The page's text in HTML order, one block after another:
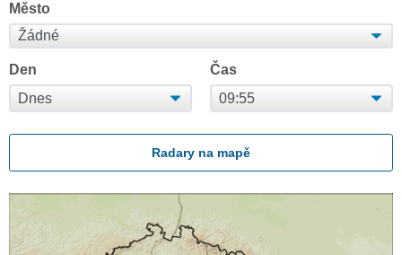
Město
Den Čas
Radary na mapě